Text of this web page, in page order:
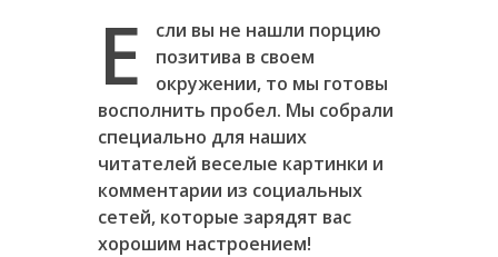
Е
сли вы не нашли порцию
позитива в своем
окружении, то мы готовы
восполнить пробел. Мы собрали
специально для наших
читателей веселые картинки и
комментарии из социальных
сетей, которые зарядят вас
хорошим настроением!